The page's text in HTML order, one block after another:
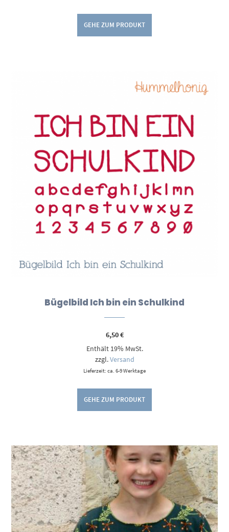
GEHE ZUM PRODUKT
Bügelbild Ich bin ein Schulkind
6,50€
Enthält 19% MwSt.
zzgl.Versand
Lieferzeit: ca. 6-9 Werktage
GEHE ZUM PRODUKT